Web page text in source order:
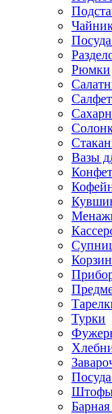
Рюмки
Вазы
Турки
Барная